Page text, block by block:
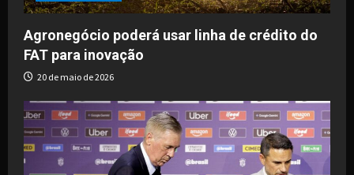
Agronegócio poderá usar linha de crédito do
FAT para inovação
20 de maio de 2026